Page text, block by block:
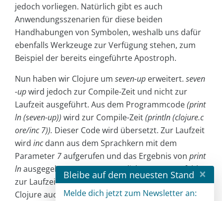
jedoch vorliegen. Natürlich gibt es auch
Anwendungsszenarien für diese beiden
Handhabungen von Symbolen, weshalb uns dafür
ebenfalls Werkzeuge zur Verfügung stehen, zum
Beispiel der bereits eingeführte Apostroph.
Nun haben wir Clojure um seven-up erweitert. seven
-upwird jedoch zur Compile-Zeit und nicht zur
Laufzeit ausgeführt. Aus dem Programmcode(print
ln (seven-up)) wird zur Compile-Zeit(println (clojure.c
ore/inc 7)). Dieser Code wird übersetzt. Zur Laufzeit
wird incdann aus dem Sprachkern mit dem
Parameter 7aufgerufen und das Ergebnis von print
lnausgegeben. Vom ursprünglichenseven-upfehlt
zur Laufzeit jede Spur. Das können wir uns in
Clojure auch ansehen.
Bleibe auf dem neuesten Stand ×
Melde dich jetzt zum Newsletter an: